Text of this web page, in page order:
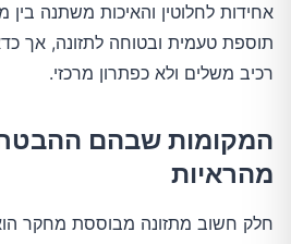
אחידות לחלוטין והאיכות משתנה בין
תוספת טעמית ובטוחה לתזונה, אך
רכיב משלים ולא כפתרון מרכזי.
המקומות שבהם
מהראיות
חלק חשוב מתזונה מבוססת מחקר